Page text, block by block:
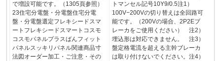
で増設可能です。（1305頁参照）
23住宅分電盤・分電盤住宅分電
盤・分電盤選定フレキシードスマ
ートフレキシードスマートコスモ
コスモパネルプラスばんフィット
パネルスッキリパネル関連商品寸
法図オーダー加工・ご注意・その
トマンセル記号10Y9/0.5注1）
100V−200Vの切り替えは全回路可
能です。（200Vの場合、2P2Eブ
レーカをご使用ください） 注2）
埋込形は対応できません。 注3）
盤定格電流を超える主幹ブレーカ
は取り付けないでください。注4）